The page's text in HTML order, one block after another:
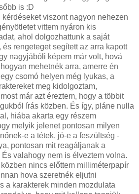
is :D
kérdéseket viszont nagyon nehezen
vittem nyáron kis
ahol dolgozhattunk a saját
rengeteget segített az arra kapott
nagyjábóli képem már volt, hová
mehetnék arra, amerre én
csomó helyen még lyukas, a
meg kidolgoztam,
már azt éreztem, hogy a többit
írás közben. És így, pláne nulla
hiába akarta egy részem
melyik jelenet pontosan milyen
e a tétek, jó-e a feszültség -
pontosan mit reagáljanak a
És valahogy nem is élveztem volna.
nincs előttem milliméterpapír
hova szeretnék eljutni
a karakterek minden mozdulata